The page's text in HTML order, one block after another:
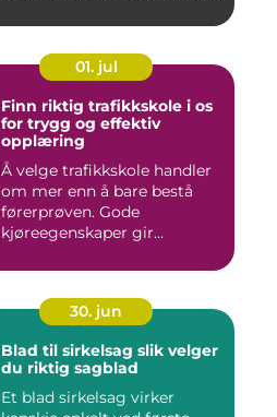
01. jul
Finn riktig trafikkskole i os
for trygg og effektiv
opplæring
Å velge trafikkskole handler
om mer enn å bare bestå
førerprøven. Gode
kjøreegenskaper gir
30. jun
Blad til sirkelsag slik velger
du riktig sagblad
Et blad sirkelsag virker